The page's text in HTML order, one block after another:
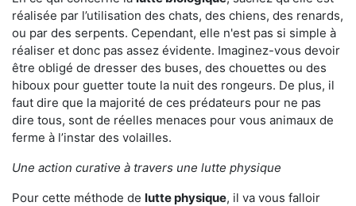
réalisée par l’utilisation des chats, des chiens, des renards,
ou par des serpents. Cependant, elle n'est pas si simple à
réaliser et donc pas assez évidente. Imaginez-vous devoir
être obligé de dresser des buses, des chouettes ou des
hiboux pour guetter toute la nuit des rongeurs. De plus, il
faut dire que la majorité de ces prédateurs pour ne pas
dire tous, sont de réelles menaces pour vous animaux de
ferme à l’instar des volailles.
Une action curative à travers une lutte physique
Pour cette méthode de lutte physique, il va vous falloir